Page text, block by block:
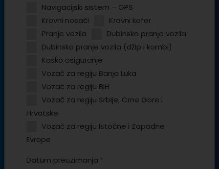
Navigacijski sistem – GPS
Krovni nosači
Krovni kofer
Pranje vozila
Dubinsko pranje vozila
Dubinsko pranje vozila (džip i kombi)
Kasko osiguranje
Vozač za regiju Banja Luka
Vozač za regiju BIH
Vozač za regiju Srbije, Crne Gore i
Hrvatske
Vozač za regiju Istočne i Zapadne
Evrope
Datum preuzimanja